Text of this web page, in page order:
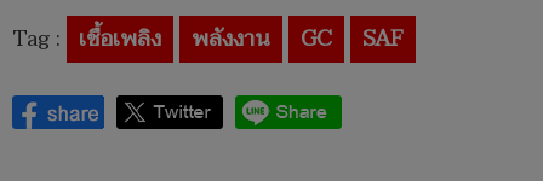
Tag : เชื้อเพลิง พลังงาน GC SAF